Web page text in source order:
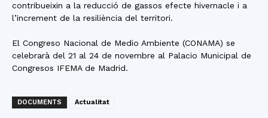
contribueixin a la reducció de gassos efecte hivernacle i a
l’increment de la resiliència del territori.
El Congreso Nacional de Medio Ambiente (CONAMA) se
celebrarà del 21 al 24 de novembre al Palacio Municipal de
Congresos IFEMA de Madrid.
DOCUMENTS Actualitat